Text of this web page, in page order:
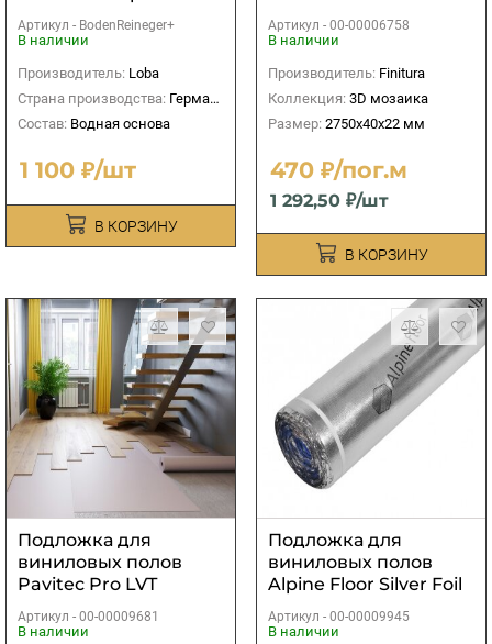
Lobahome
BodenReineger
Артикул - BodenReineger+
В наличии
Производитель: Loba
Страна производства: Германия
Состав: Водная основа
1 100 ₽/шт
В КОРЗИНУ
Артикул - 00-00006758
В наличии
Производитель: Finitura
Коллекция: 3D мозаика
Размер: 2750х40х22 мм
470 ₽/пог.м
1 292,50 ₽/шт
В КОРЗИНУ
Подложка для
виниловых полов
Pavitec Pro LVT
12000х1000х1 мм (12
м2)
Артикул - 00-00009681
В наличии
Подложка для
виниловых полов
Alpine Floor Silver Foil
Blue EVA
10000х1000х1,5 мм (10
Артикул - 00-00009945
В наличии